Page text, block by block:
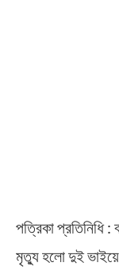
পত্রিকা প্রতিনিধি :
মৃত্যু হলো দুই